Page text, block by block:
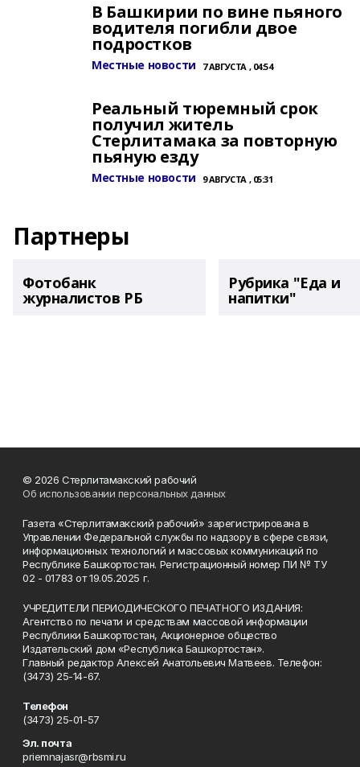
В Башкирии по вине пьяного
водителя погибли двое
подростков
Местные новости 7 АВГУСТА , 04:54
Реальный тюремный срок
получил житель
Стерлитамака за повторную
пьяную езду
Местные новости 9 АВГУСТА , 05:31
Партнеры
Фотобанк
журналистов РБ
Рубрика "Еда и
напитки"
© 2026 Стерлитамакский рабочий
Об использовании персональных данных
Газета «Стерлитамакский рабочий» зарегистрирована в
Управлении Федеральной службы по надзору в сфере связи,
информационных технологий и массовых коммуникаций по
Республике Башкортостан. Регистрационный номер ПИ № ТУ
02 - 01783 от 19.05.2025 г.
УЧРЕДИТЕЛИ ПЕРИОДИЧЕСКОГО ПЕЧАТНОГО ИЗДАНИЯ:
Агентство по печати и средствам массовой информации
Республики Башкортостан, Акционерное общество
Издательский дом «Республика Башкортостан».
Главный редактор Алексей Анатольевич Матвеев. Телефон:
(3473) 25-14-67.
Телефон
(3473) 25-01-57
Эл. почта
priemnajasr@rbsmi.ru